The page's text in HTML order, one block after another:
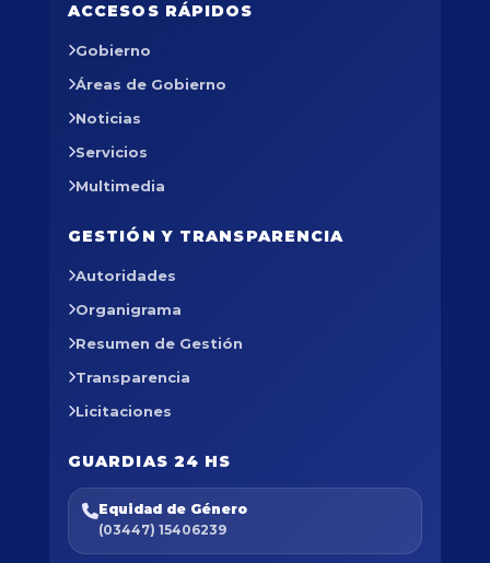
ACCESOS RÁPIDOS
Gobierno
Áreas de Gobierno
Noticias
Servicios
Multimedia
GESTIÓN Y TRANSPARENCIA
Autoridades
Organigrama
Resumen de Gestión
Transparencia
Licitaciones
GUARDIAS 24 HS
Equidad de Género
(03447) 15406239